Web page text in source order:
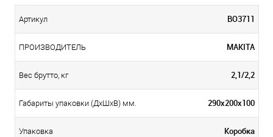
Артикул BO3711
ПРОИЗВОДИТЕЛЬ MAKITA
Вес брутто, кг 2,1/2,2
Габариты упаковки (ДхШхВ) мм. 290х200х100
Упаковка Коробка